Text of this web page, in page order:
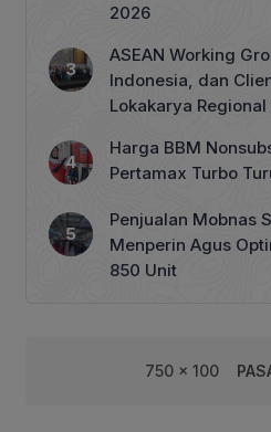
2026
ASEAN Working
Indonesia, dan
Lokakarya
Harga BBM
Pertamax Turbo
Penjualan Mobnas
Menperin Agus
850 Unit
750 x 100